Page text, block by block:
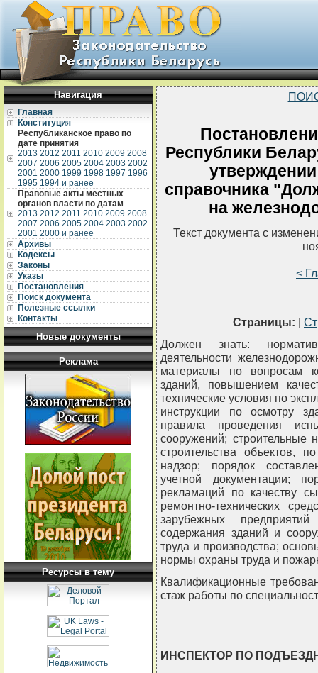
Навигация
Главная
Конституция
Республиканское право по
дате принятия
2013 2012 2011 2010 2009 2008
2007 2006 2005 2004 2003 2002
2001 2000 1999 1998 1997 1996
1995 1994 и ранее
Правовые акты местных
органов власти по датам
2013 2012 2011 2010 2009 2008
2007 2006 2005 2004 2003 2002
2001 2000 и ранее
Архивы
Кодексы
Законы
Указы
Постановления
Поиск документа
Полезные ссылки
Контакты
Новые документы
Реклама
Ресурсы в тему
Республики
справочника
на
Текст документа с
<
Страницы: |
Должен знать:
деятельности
материалы по вопросам
зданий, повышением
технические условия по
инструкции по осмотру
правила проведения
сооружений; строительные
строительства объектов,
надзор; порядок
учетной документации;
рекламаций по качеству
ремонтно-технических
зарубежных
содержания зданий и
труда и производства;
нормы охраны труда и
Квалификационные
стаж работы по
ИНСПЕКТОР ПО